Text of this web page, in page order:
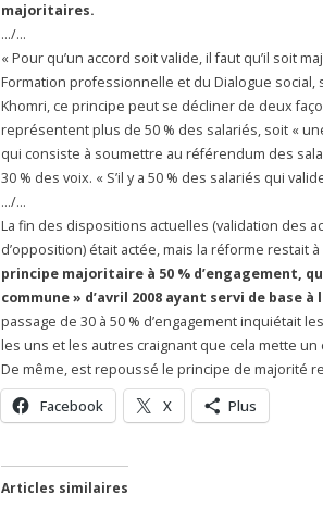
majoritaires.
…/…
« Pour qu’un accord soit valide, il faut qu’il soit
Formation professionnelle et du Dialogue social,
Khomri, ce principe peut se décliner de deux
représentent plus de 50 % des salariés, soit «
qui consiste à soumettre au référendum des
30 % des voix. « S’il y a 50 % des salariés qui
…/…
La fin des dispositions actuelles (validation des
d’opposition) était actée, mais la réforme restait
principe majoritaire à 50 % d’engagement,
commune » d’avril 2008 ayant servi de base
passage de 30 à 50 % d’engagement inquiétait
les uns et les autres craignant que cela mette
De même, est repoussé le principe de majorité
Facebook X Plus
Articles similaires